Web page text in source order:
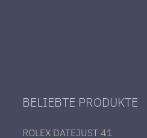
BELIEBTE PRODUKTE
ROLEX DATEJUST 41